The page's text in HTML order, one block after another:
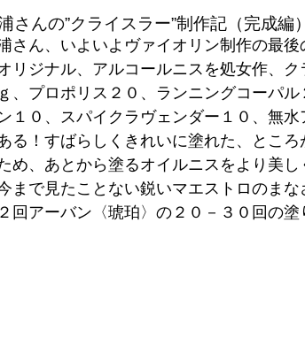
さんの”クライスラー”制作記（完成編）
さん、いよいよヴァイオリン制作の最
リジナル、アルコールニスを処女作、
、プロポリス２０、ランニングコーパ
１０、スパイクラヴェンダー１０、無
る！すばらしくきれいに塗れた、とこ
め、あとから塗るオイルニスをより美
まで見たことない鋭いマエストロのま
回アーバン〈琥珀〉の２０－３０回の